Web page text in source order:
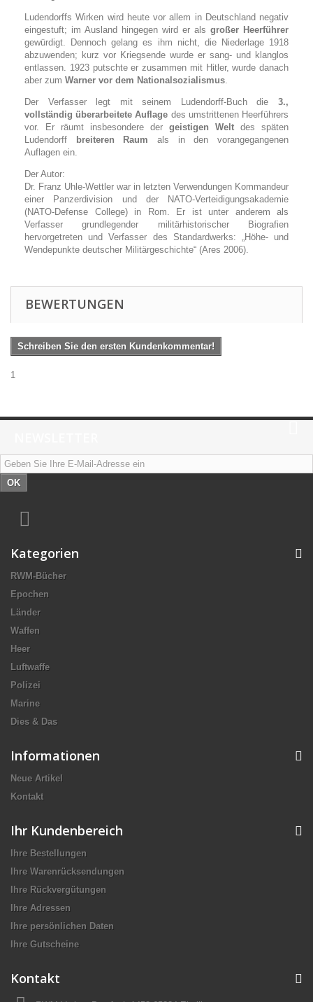
Ludendorffs Wirken wird heute vor allem in Deutschland negativ
eingestuft; im Ausland hingegen wird er als großer Heerführer
gewürdigt. Dennoch gelang es ihm nicht, die Niederlage 1918
abzuwenden; kurz vor Kriegsende wurde er sang- und klanglos
entlassen. 1923 putschte er zusammen mit Hitler, wurde danach
aber zum Warner vor dem Nationalsozialismus.
Der Verfasser legt mit seinem Ludendorff-Buch die 3.,
vollständig überarbeitete Auflage des umstrittenen Heerführers
vor. Er räumt insbesondere der geistigen Welt des späten
Ludendorff
breiteren Raum als in den vorangegangenen
Auflagen ein.
Der Autor:
Dr. Franz Uhle-Wettler war in letzten Verwendungen Kommandeur
einer Panzerdivision und der NATO-Verteidigungsakademie
(NATO-Defense College) in Rom. Er ist unter anderem als
Verfasser grundlegender militärhistorischer Biografien
hervorgetreten und Verfasser des Standardwerks: „Höhe- und
Wendepunkte deutscher Militärgeschichte“ (Ares 2006).
BEWERTUNGEN
Schreiben Sie den ersten Kundenkommentar!
1
OK
Kategorien
RWM-Bücher
Epochen
Länder
Waffen
Heer
Luftwaffe
Polizei
Marine
Dies & Das
Informationen
Neue Artikel
Kontakt
Ihr Kundenbereich
Ihre Bestellungen
Ihre Warenrücksendungen
Ihre Rückvergütungen
Ihre Adressen
Ihre persönlichen Daten
Ihre Gutscheine
Kontakt